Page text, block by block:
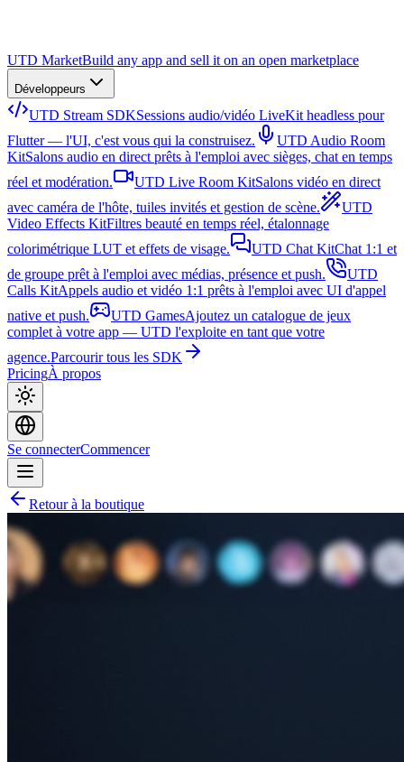
UTD MarketBuild any app and sell it on an open marketplace
Développeurs
UTD Stream SDKSessions audio/vidéo LiveKit headless pour
Flutter — l'UI, c'est vous qui la construisez.
UTD Audio Room
KitSalons audio en direct prêts à l'emploi avec sièges, chat en temps
réel et modération.
UTD Live Room KitSalons vidéo en direct
avec caméra de l'hôte, tuiles invités et gestion de scène.
UTD
Video Effects KitFiltres beauté en temps réel, étalonnage
colorimétrique LUT et effets de visage.
UTD Chat KitChat 1:1 et
de groupe prêt à l'emploi avec médias, présence et push.
UTD
Calls KitAppels audio et vidéo 1:1 prêts à l'emploi avec UI d'appel
native et push.
UTD GamesAjoutez un catalogue de jeux
complet à votre app — UTD l'exploite en tant que votre
agence.Parcourir tous les SDK
PricingÀ propos
Se connecterCommencer
Retour à la boutique